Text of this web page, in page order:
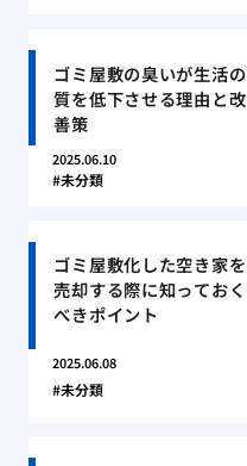
ゴミ屋敷の臭いが生活の
質を低下させる理由と改
善策
2025.06.10
未分類
ゴミ屋敷化した空き家を
売却する際に知っておく
べきポイント
2025.06.08
未分類